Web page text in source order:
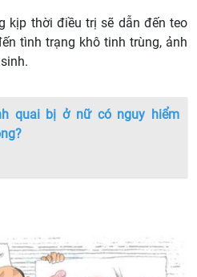
kịp thời điều trị sẽ dẫn đến teo
tình trạng khô tinh trùng, ảnh
quai bị ở nữ có nguy hiểm